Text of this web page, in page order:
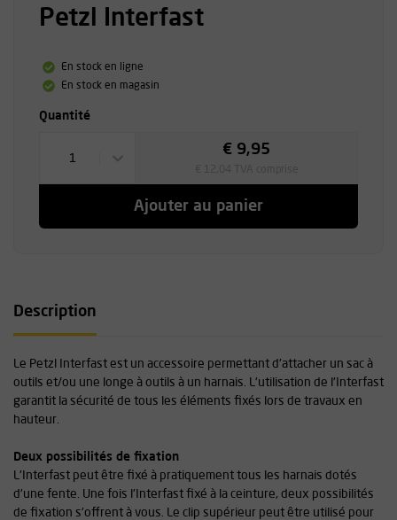
Petzl Interfast
En stock en ligne
En stock en magasin
Quantité
1
€ 9,95
Ajouter au panier
Description
Le Petzl Interfast est un accessoire permettant d'attacher un sac à
outils et/ou une longe à outils à un harnais. L'utilisation de l'Interfast
garantit la sécurité de tous les éléments fixés lors de travaux en
hauteur.
Deux possibilités de fixation
L'Interfast peut être fixé à pratiquement tous les harnais dotés
d'une fente. Une fois l'Interfast fixé à la ceinture, deux possibilités
de fixation s'offrent à vous. Le clip supérieur peut être utilisé pour